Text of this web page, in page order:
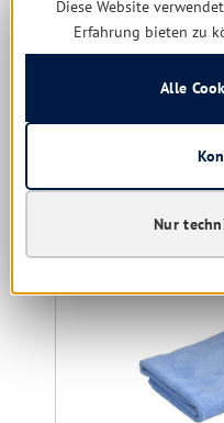
Nur für Gewerbe
Produktgalerie überspringen
Kunden kauften auch
Diese Website
Erfahrung bieten zu
Nur
Alle